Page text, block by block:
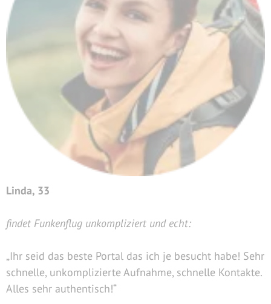
Linda, 33
findet Funkenflug unkompliziert und echt:
„Ihr seid das beste Portal das ich je besucht habe! Sehr
schnelle, unkomplizierte Aufnahme, schnelle Kontakte.
Alles sehr authentisch!“